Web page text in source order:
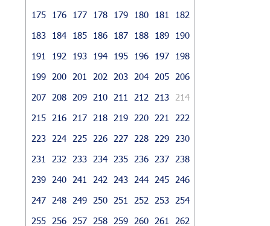
175
176 177 178 179 180 181
182
183
184 185 186 187 188 189
190
191
192 193 194 195 196 197
198
199
200 201 202 203 204 205
206
207
208 209 210 211 212 213
214
215
216 217 218 219 220 221
222
223
224 225 226 227 228 229
230
231
232 233 234 235 236 237
238
239
240 241 242 243 244 245
246
247
248 249 250 251 252 253
254
255
256 257 258 259 260 261 262